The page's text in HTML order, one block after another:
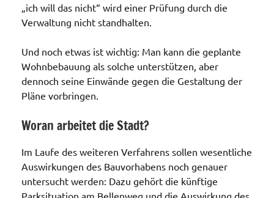
„ich will das nicht“ wird einer Prüfung durch die
Verwaltung nicht standhalten.
Und noch etwas ist wichtig: Man kann die geplante
Wohnbebauung als solche unterstützen, aber
dennoch seine Einwände gegen die Gestaltung der
Pläne vorbringen.
Woran arbeitet die Stadt?
Im Laufe des weiteren Verfahrens sollen wesentliche
Auswirkungen des Bauvorhabens noch genauer
untersucht werden: Dazu gehört die künftige